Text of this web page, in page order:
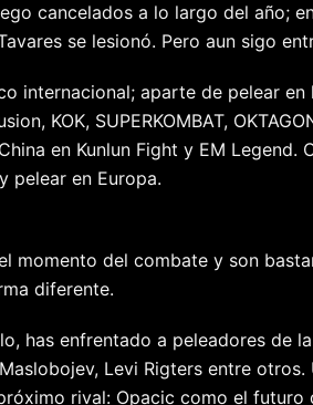
cancelados a lo largo del año;
se lesionó. Pero aun sigo
internacional; aparte de pelear en
KOK, SUPERKOMBAT,
en Kunlun Fight y EM Legend.
pelear en Europa.
momento del combate y son
diferente.
has enfrentado a peleadores de
Levi Rigters entre
rival: Opacic como el futuro